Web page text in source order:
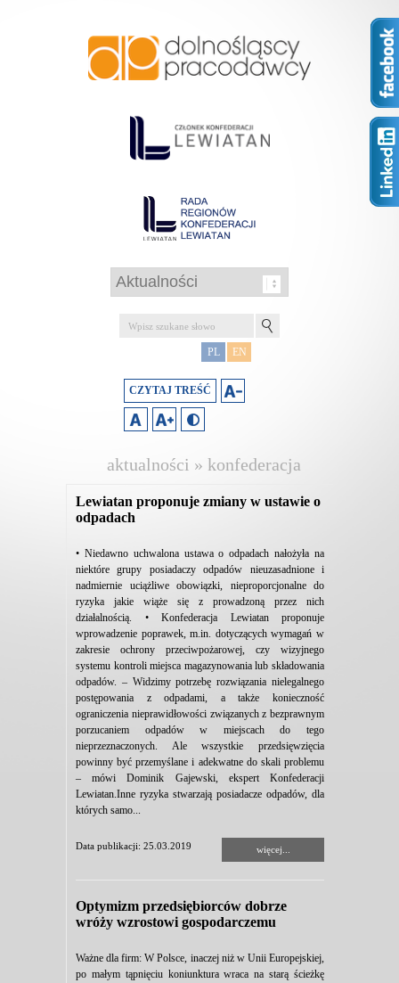
PL EN
CZYTAJ TREŚĆ
aktualności » konfederacja
Lewiatan proponuje zmiany w ustawie o
odpadach
• Niedawno uchwalona ustawa o odpadach nałożyła na
niektóre grupy posiadaczy odpadów nieuzasadnione i
nadmiernie uciążliwe obowiązki, nieproporcjonalne do
ryzyka jakie wiąże się z prowadzoną przez nich
działalnością. • Konfederacja Lewiatan proponuje
wprowadzenie poprawek, m.in. dotyczących wymagań w
zakresie ochrony przeciwpożarowej, czy wizyjnego
systemu kontroli miejsca magazynowania lub składowania
odpadów. – Widzimy potrzebę rozwiązania nielegalnego
postępowania z odpadami, a także konieczność
ograniczenia nieprawidłowości związanych z bezprawnym
porzucaniem odpadów w miejscach do tego
nieprzeznaczonych. Ale wszystkie przedsięwzięcia
powinny być przemyślane i adekwatne do skali problemu
– mówi Dominik Gajewski, ekspert Konfederacji
Lewiatan.Inne ryzyka stwarzają posiadacze odpadów, dla
których samo...
Data publikacji: 25.03.2019 więcej...
Optymizm przedsiębiorców dobrze
wróży wzrostowi gospodarczemu
Ważne dla firm: W Polsce, inaczej niż w Unii Europejskiej,
po małym tąpnięciu koniunktura wraca na starą ścieżkę